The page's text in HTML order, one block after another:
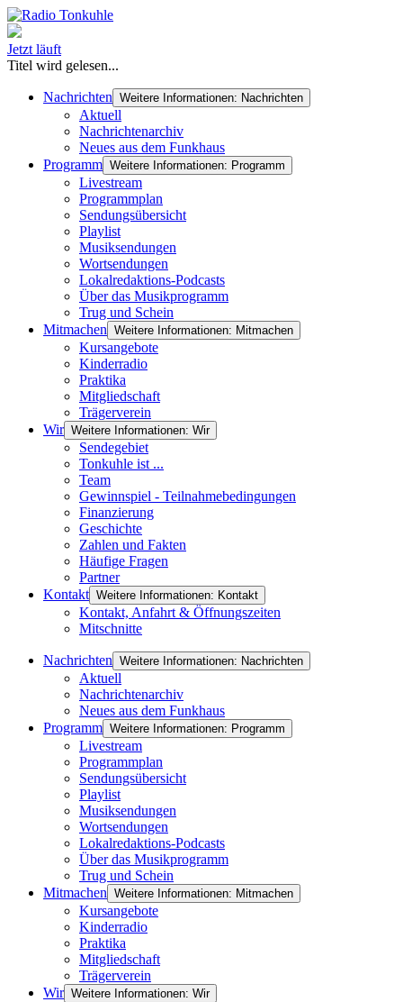
Jetzt läuft
Titel wird gelesen...
Nachrichten Weitere Informationen: Nachrichten
Aktuell
Nachrichtenarchiv
Neues aus dem Funkhaus
Programm Weitere Informationen: Programm
Livestream
Programmplan
Sendungsübersicht
Playlist
Musiksendungen
Wortsendungen
Lokalredaktions-Podcasts
Über das Musikprogramm
Trug und Schein
Mitmachen Weitere Informationen: Mitmachen
Kursangebote
Kinderradio
Praktika
Mitgliedschaft
Trägerverein
Wir Weitere Informationen: Wir
Sendegebiet
Tonkuhle ist ...
Team
Gewinnspiel - Teilnahmebedingungen
Finanzierung
Geschichte
Zahlen und Fakten
Häufige Fragen
Partner
Kontakt Weitere Informationen: Kontakt
Kontakt, Anfahrt & Öffnungszeiten
Mitschnitte
Nachrichten Weitere Informationen: Nachrichten
Aktuell
Nachrichtenarchiv
Neues aus dem Funkhaus
Programm Weitere Informationen: Programm
Livestream
Programmplan
Sendungsübersicht
Playlist
Musiksendungen
Wortsendungen
Lokalredaktions-Podcasts
Über das Musikprogramm
Trug und Schein
Mitmachen Weitere Informationen: Mitmachen
Kursangebote
Kinderradio
Praktika
Mitgliedschaft
Trägerverein
Wir Weitere Informationen: Wir